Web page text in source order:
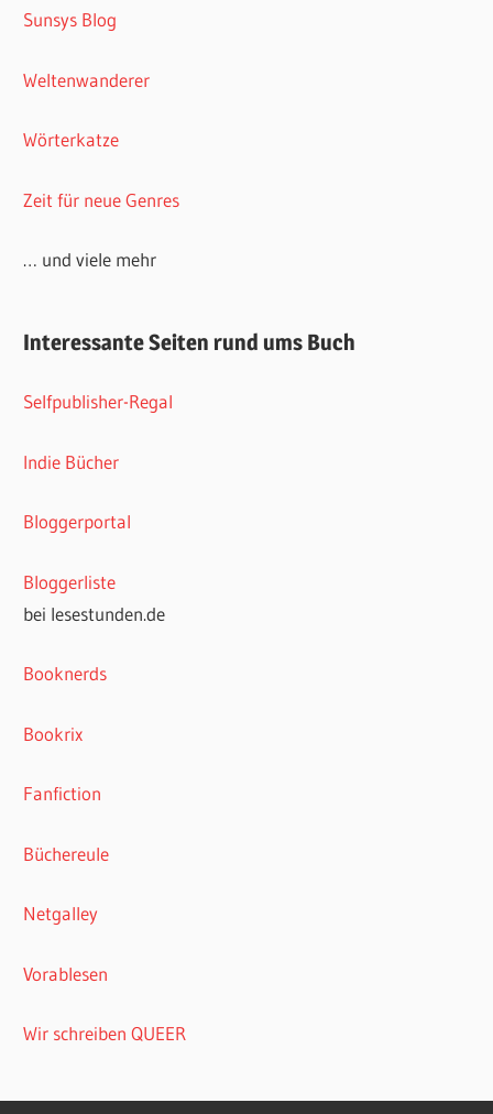
Sunsys Blog
Weltenwanderer
Wörterkatze
Zeit für neue Genres
… und viele mehr
Interessante Seiten rund ums Buch
Selfpublisher-Regal
Indie Bücher
Bloggerportal
Bloggerliste
bei lesestunden.de
Booknerds
Bookrix
Fanfiction
Büchereule
Netgalley
Vorablesen
Wir schreiben QUEER